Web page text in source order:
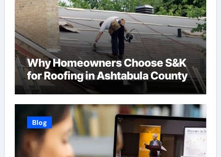
Why Homeowners Choose S&K
for Roofing in Ashtabula County
Blog